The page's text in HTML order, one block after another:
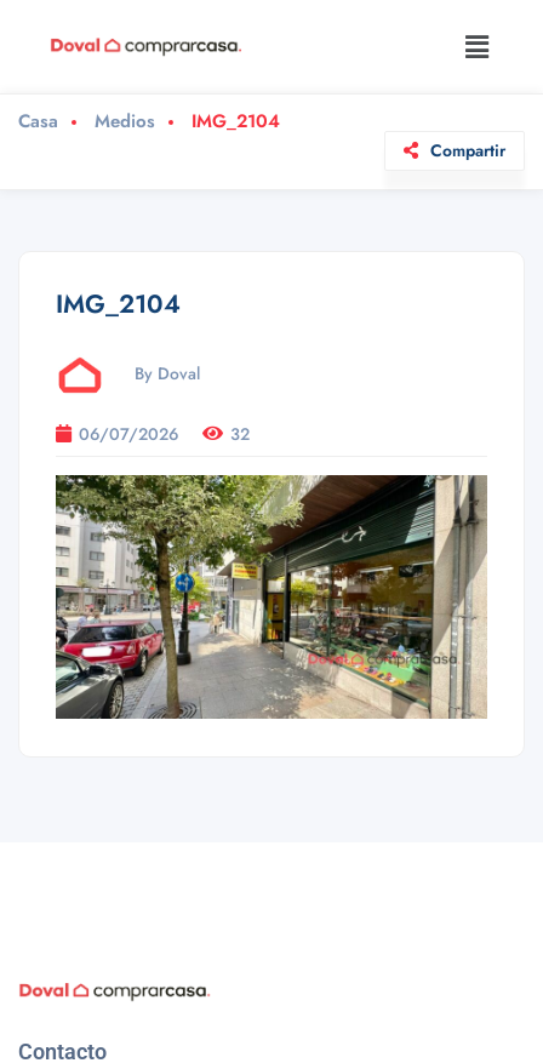
Casa Medios IMG_2104
Compartir
IMG_2104
By Doval
06/07/2026 32
Contacto